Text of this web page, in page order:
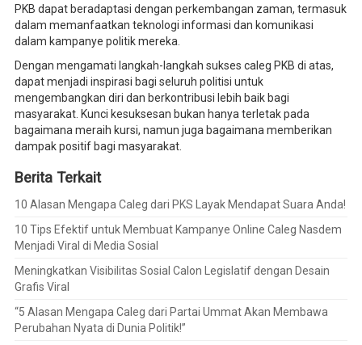
PKB dapat beradaptasi dengan perkembangan zaman, termasuk
dalam memanfaatkan teknologi informasi dan komunikasi
dalam kampanye politik mereka.
Dengan mengamati langkah-langkah sukses caleg PKB di atas,
dapat menjadi inspirasi bagi seluruh politisi untuk
mengembangkan diri dan berkontribusi lebih baik bagi
masyarakat. Kunci kesuksesan bukan hanya terletak pada
bagaimana meraih kursi, namun juga bagaimana memberikan
dampak positif bagi masyarakat.
Berita Terkait
10 Alasan Mengapa Caleg dari PKS Layak Mendapat Suara Anda!
10 Tips Efektif untuk Membuat Kampanye Online Caleg Nasdem
Menjadi Viral di Media Sosial
Meningkatkan Visibilitas Sosial Calon Legislatif dengan Desain
Grafis Viral
“5 Alasan Mengapa Caleg dari Partai Ummat Akan Membawa
Perubahan Nyata di Dunia Politik!”